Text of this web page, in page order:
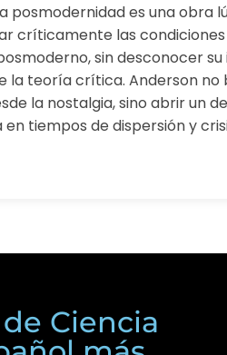
posmodernidad es una obra
críticamente las
sin desconocer
la teoría crítica. Anderson no
la nostalgia, sino abrir un
tiempos de dispersión y
Ciencia